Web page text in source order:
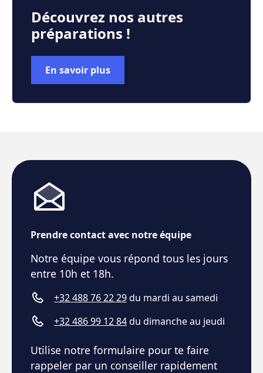
Découvrez nos autres
préparations !
En savoir plus
Prendre contact avec notre équipe
Notre équipe vous répond tous les jours
entre 10h et 18h.
+32 488 76 22 29du mardi au samedi
+32 486 99 12 84du dimanche au jeudi
Utilise notre formulaire pour te faire
rappeler par un conseiller rapidement